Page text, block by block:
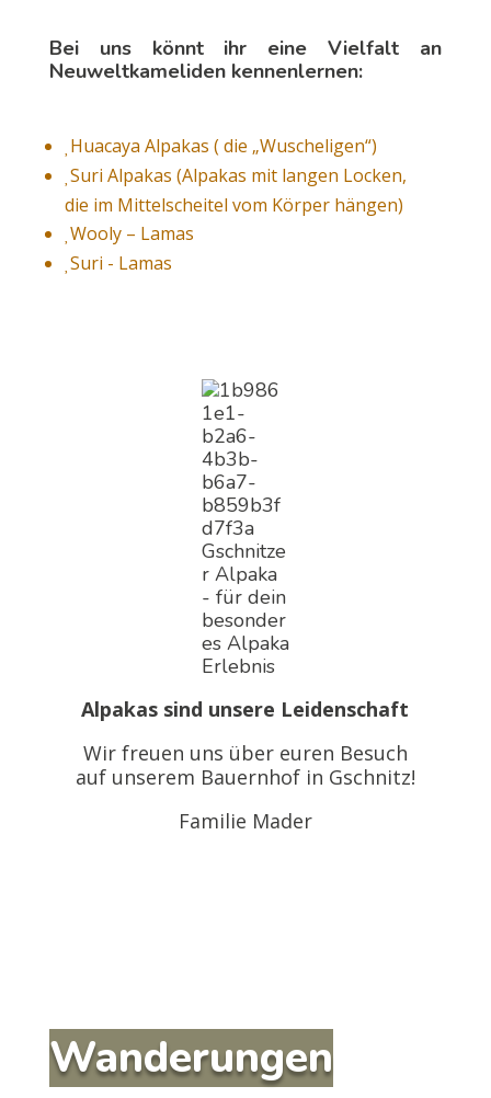
Bei uns könnt ihr eine Vielfalt an
Neuweltkameliden kennenlernen:
Huacaya Alpakas ( die „Wuscheligen“)
Suri Alpakas (Alpakas mit langen Locken,
die im Mittelscheitel vom Körper hängen)
Wooly – Lamas
Suri - Lamas
Alpakas sind unsere Leidenschaft
Wir freuen uns über euren Besuch
auf unserem Bauernhof in Gschnitz!
Familie Mader
Wanderungen